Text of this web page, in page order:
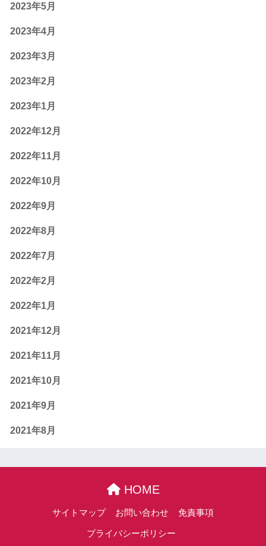
2023年5月
2023年4月
2023年3月
2023年2月
2023年1月
2022年12月
2022年11月
2022年10月
2022年9月
2022年8月
2022年7月
2022年2月
2022年1月
2021年12月
2021年11月
2021年10月
2021年9月
2021年8月
HOME
サイトマップ お問い合わせ 免責事項
プライバシーポリシー